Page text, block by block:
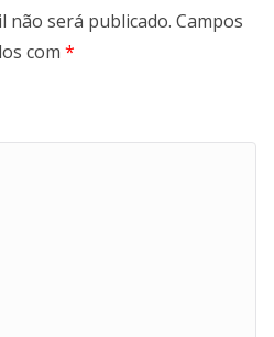
não será publicado. Campos
com *